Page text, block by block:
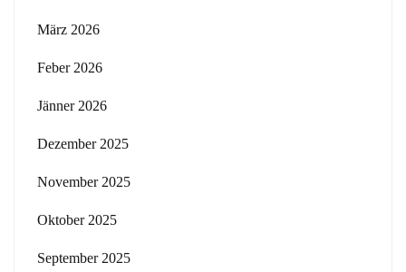
März 2026
Feber 2026
Jänner 2026
Dezember 2025
November 2025
Oktober 2025
September 2025